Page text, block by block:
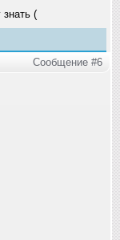
(
Сообщение #6